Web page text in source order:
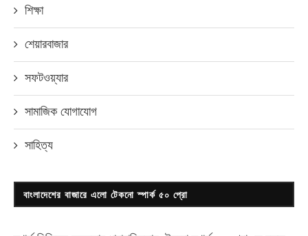
শিক্ষা
শেয়ারবাজার
সফটওয়্যার
সামাজিক যোগাযোগ
সাহিত্য
বাংলাদেশের বাজারে এলো টেকনো স্পার্ক ৫০ প্রো